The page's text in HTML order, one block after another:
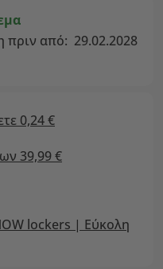
πριν από: 29.02.2028
0,24 €
39,99 €
lockers | Εύκολη